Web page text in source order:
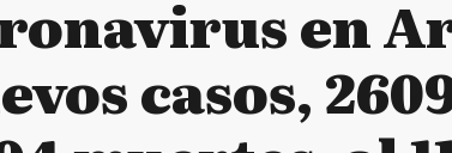
en
casos,